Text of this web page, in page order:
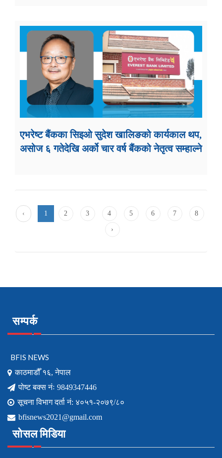
एभरेष्ट बैंकका सिइओ सुदेश खालिङको कार्यकाल थप,
असोज ६ गतेदेखि अर्को चार वर्ष बैंकको नेतृत्व सम्हाल्ने
‹ 1 2 3 4 5 6 7 8
›
सम्पर्क
BFIS NEWS
काठमाडौँ १६, नेपाल
पोष्ट बक्स नंः 9849347446
सूचना विभाग दर्ता नं: ४०५१-२०७९/८०
bfisnews2021@gmail.com
सोसल मिडिया